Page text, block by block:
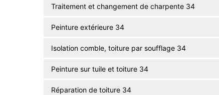
Traitement et changement de charpente 34
Peinture extérieure 34
Isolation comble, toiture par soufflage 34
Peinture sur tuile et toiture 34
Réparation de toiture 34